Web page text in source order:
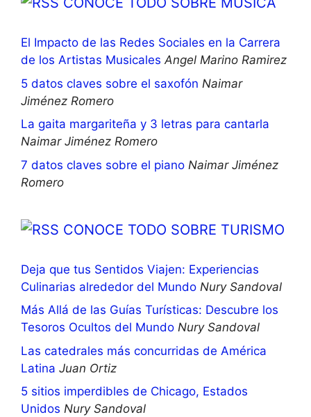
El Impacto de las Redes Sociales en la Carrera
de los Artistas Musicales Angel Marino Ramirez
5 datos claves sobre el saxofón Naimar
Jiménez Romero
La gaita margariteña y 3 letras para cantarla
Naimar Jiménez Romero
7 datos claves sobre el piano Naimar Jiménez
Romero
CONOCE TODO SOBRE TURISMO
Deja que tus Sentidos Viajen: Experiencias
Culinarias alrededor del Mundo Nury Sandoval
Más Allá de las Guías Turísticas: Descubre los
Tesoros Ocultos del Mundo Nury Sandoval
Las catedrales más concurridas de América
Latina Juan Ortiz
5 sitios imperdibles de Chicago, Estados
Unidos Nury Sandoval